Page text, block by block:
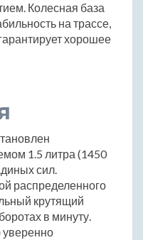
Колесная база
на трассе,
хорошее
1.5 литра (1450
сил.
распределенного
крутящий
в минуту.
уверенно